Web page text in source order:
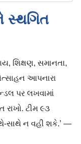
સ્થગિત
શિક્ષણ, સમાનતા,
આપનારા
પર લખવામાં
ટીમ ૯૩
સાથે ન વહી શકે.’ —